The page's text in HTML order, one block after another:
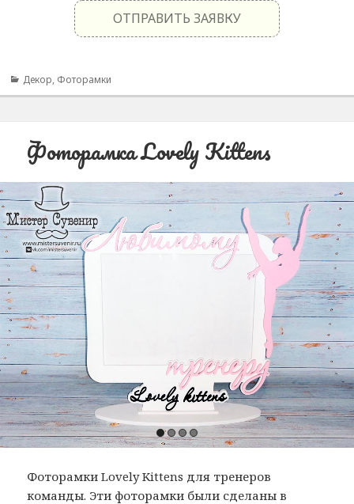
ОТПРАВИТЬ ЗАЯВКУ
Рубрики
Декор, Фоторамки
Фоторамка Lovely Kittens
Фоторамки Lovely Kittens для тренеров
команды. Эти фоторамки были сделаны в